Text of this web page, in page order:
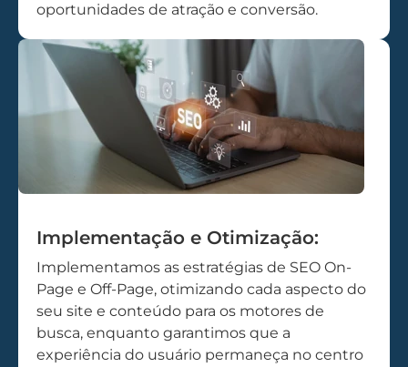
oportunidades de atração e conversão.
Implementação e Otimização:
Implementamos as estratégias de SEO On-
Page e Off-Page, otimizando cada aspecto do
seu site e conteúdo para os motores de
busca, enquanto garantimos que a
experiência do usuário permaneça no centro